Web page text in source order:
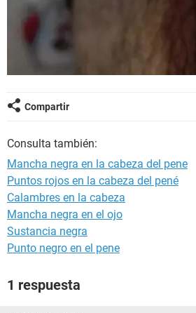
Compartir
Consulta también:
Mancha negra en la cabeza del pene
Puntos rojos en la cabeza del pené
Calambres en la cabeza
Mancha negra en el ojo
Sustancia negra
Punto negro en el pene
1 respuesta